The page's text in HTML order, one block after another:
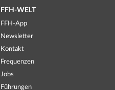
FFH-WELT
FFH-App
Newsletter
Kontakt
Frequenzen
Jobs
Führungen